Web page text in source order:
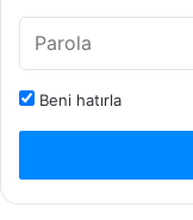
Beni hatırla